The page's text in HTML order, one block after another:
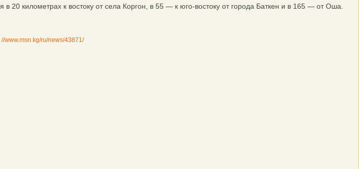
километрах к востоку от села Коргон, в 55 — к юго-востоку от города Баткен и в 165 — от Оша.
www.msn.kg/ru/news/43871/